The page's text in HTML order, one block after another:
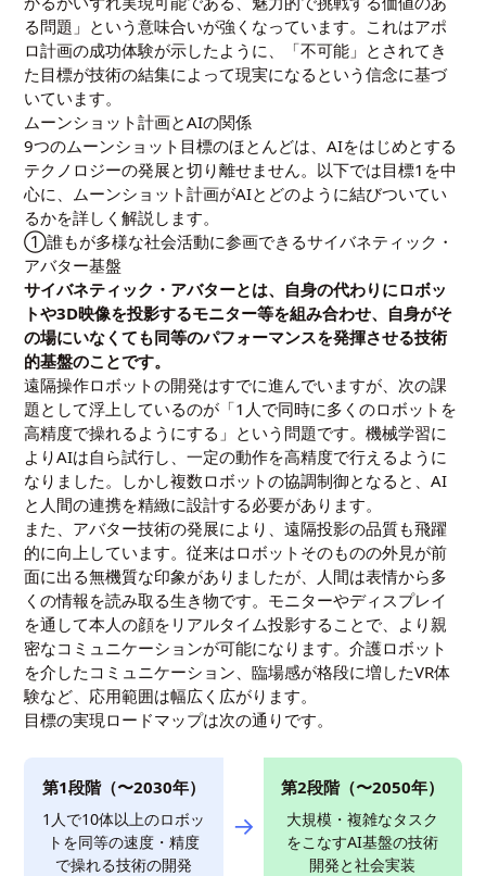
る問題」という意味合いが強くなっています。これはアポ
ロ計画の成功体験が示したように、「不可能」とされてき
た目標が技術の結集によって現実になるという信念に基づ
いています。
ムーンショット計画とAIの関係
9つのムーンショット目標のほとんどは、AIをはじめとする
テクノロジーの発展と切り離せません。以下では目標1を中
心に、ムーンショット計画がAIとどのように結びついてい
るかを詳しく解説します。
①誰もが多様な社会活動に参画できるサイバネティック・
アバター基盤
サイバネティック・アバターとは、自身の代わりにロボッ
トや3D映像を投影するモニター等を組み合わせ、自身がそ
の場にいなくても同等のパフォーマンスを発揮させる技術
的基盤のことです。
遠隔操作ロボットの開発はすでに進んでいますが、次の課
題として浮上しているのが「1人で同時に多くのロボットを
高精度で操れるようにする」という問題です。機械学習に
よりAIは自ら試行し、一定の動作を高精度で行えるように
なりました。しかし複数ロボットの協調制御となると、AI
と人間の連携を精緻に設計する必要があります。
また、アバター技術の発展により、遠隔投影の品質も飛躍
的に向上しています。従来はロボットそのものの外見が前
面に出る無機質な印象がありましたが、人間は表情から多
くの情報を読み取る生き物です。モニターやディスプレイ
を通して本人の顔をリアルタイム投影することで、より親
密なコミュニケーションが可能になります。介護ロボット
を介したコミュニケーション、臨場感が格段に増したVR体
験など、応用範囲は幅広く広がります。
目標の実現ロードマップは次の通りです。
第1段階（〜2030年）
1人で10体以上のロボッ
トを同等の速度・精度
で操れる技術の開発
→
第2段階（〜2050年）
大規模・複雑なタスク
をこなすAI基盤の技術
開発と社会実装